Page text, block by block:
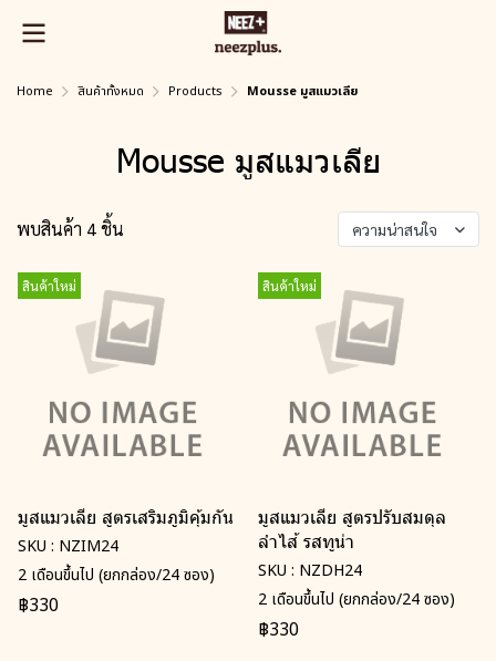
Home สินค้าทั้งหมด Products Mousse มูสแมวเลีย
Mousse มูสแมวเลีย
พบสินค้า 4 ชิ้น ความน่าสนใจ
สินค้าใหม่
มูสแมวเลีย สูตรเสริมภูมิคุ้มกัน
SKU : NZIM24
2 เดือนขึ้นไป (ยกกล่อง/24 ซอง)
฿330
สินค้าใหม่
มูสแมวเลีย สูตรปรับสมดุล
ลำไส้ รสทูน่า
SKU : NZDH24
2 เดือนขึ้นไป (ยกกล่อง/24 ซอง)
฿330